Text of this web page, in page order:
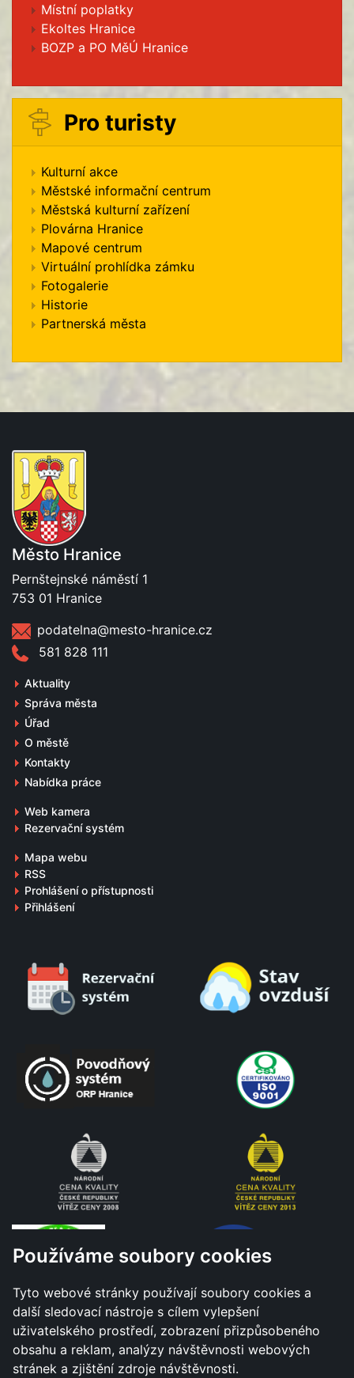
Používáme soubory cookies
Tyto webové stránky používají soubory cookies a
další sledovací nástroje s cílem vylepšení
uživatelského prostředí, zobrazení přizpůsobeného
obsahu a reklam, analýzy návštěvnosti webových
stránek a zjištění zdroje návštěvnosti.
Místní poplatky
Ekoltes Hranice
BOZP a PO MěÚ Hranice
Pro turisty
Kulturní akce
Městské informační centrum
Městská kulturní zařízení
Plovárna Hranice
Mapové centrum
Virtuální prohlídka zámku
Fotogalerie
Historie
Partnerská města
Město Hranice
Pernštejnské náměstí 1
753 01 Hranice
podatelna@mesto-hranice.cz
581 828 111
Aktuality
Správa města
Úřad
O městě
Kontakty
Nabídka práce
Web kamera
Rezervační systém
Mapa webu
RSS
Prohlášení o přístupnosti
Přihlášení